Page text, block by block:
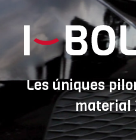
Les úniques
material